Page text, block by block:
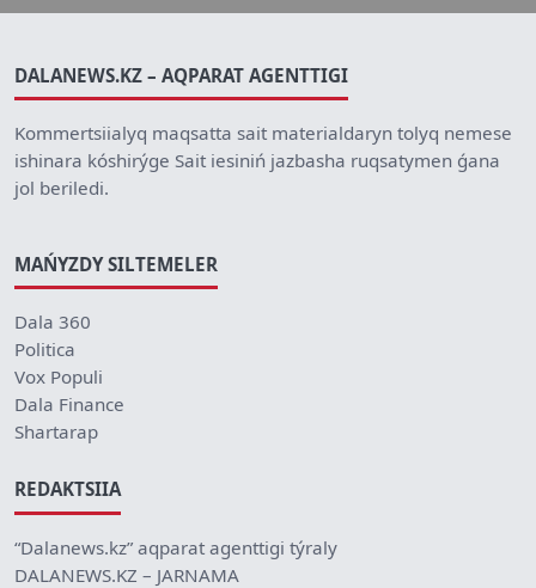
DALANEWS.KZ – AQPARAT AGENTTIGI
Kommertsiialyq maqsatta sait materialdaryn tolyq nemese
ishinara kóshirýge Sait iesiniń jazbasha ruqsatymen ǵana
jol beriledi.
MAŃYZDY SILTEMELER
Dala 360
Politica
Vox Populi
Dala Finance
Shartarap
REDAKTSIIA
“Dalanews.kz” aqparat agenttigi týraly
DALANEWS.KZ – JARNAMA